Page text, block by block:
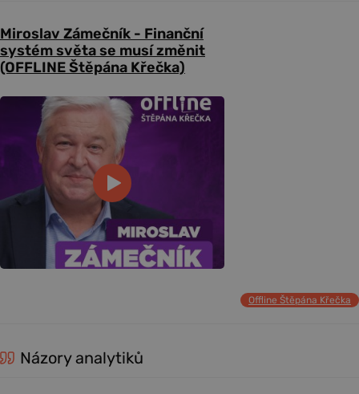
Miroslav Zámečník - Finanční
systém světa se musí změnit
(OFFLINE Štěpána Křečka)
Offline Štěpána Křečka
Názory analytiků